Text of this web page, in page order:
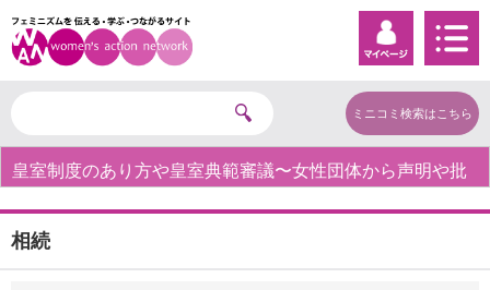
ミニコミ検索はこちら
皇室制度のあり方や皇室典範審議〜女性団体から声明や批
相続